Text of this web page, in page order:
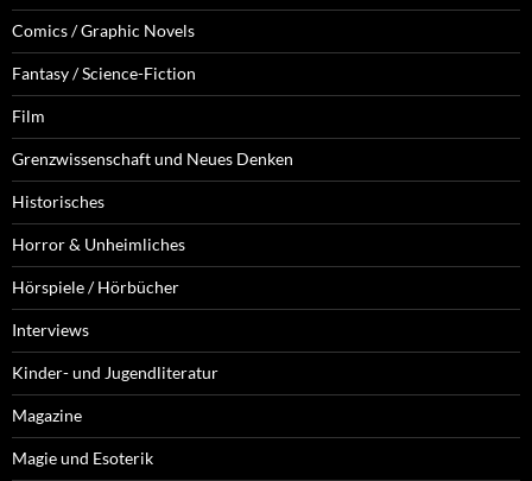
Comics / Graphic Novels
Fantasy / Science-Fiction
Film
Grenzwissenschaft und Neues Denken
Historisches
Horror & Unheimliches
Hörspiele / Hörbücher
Interviews
Kinder- und Jugendliteratur
Magazine
Magie und Esoterik